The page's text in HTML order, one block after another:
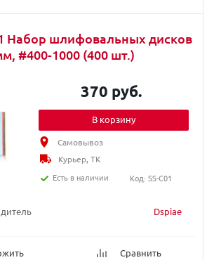
Набор шлифовальных дисков
#400-1000 (400 шт.)
Dspiae
Сравнить
370 руб.
В корзину
Самовывоз
Курьер, ТК
Есть в наличии
Код: SS-C01